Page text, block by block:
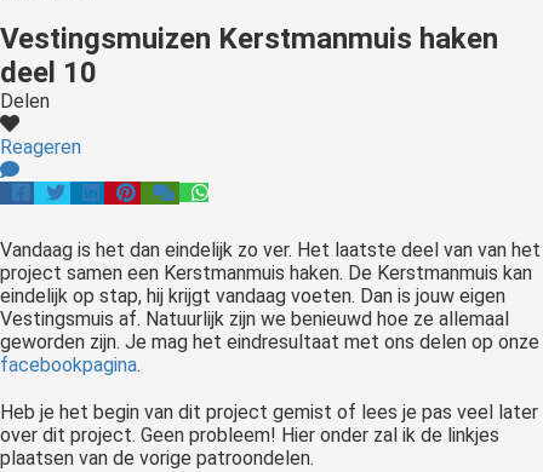
Vestingsmuizen Kerstmanmuis haken
deel 10
Delen
Reageren
Vandaag is het dan eindelijk zo ver. Het laatste deel van van het
project samen een Kerstmanmuis haken. De Kerstmanmuis kan
eindelijk op stap, hij krijgt vandaag voeten. Dan is jouw eigen
Vestingsmuis af. Natuurlijk zijn we benieuwd hoe ze allemaal
geworden zijn. Je mag het eindresultaat met ons delen op onze
facebookpagina.
Heb je het begin van dit project gemist of lees je pas veel later
over dit project. Geen probleem! Hier onder zal ik de linkjes
plaatsen van de vorige patroondelen.